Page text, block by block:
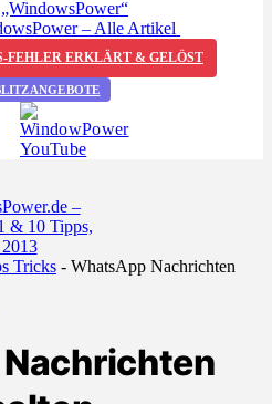
– Alle Artikel
FEHLER ERKLÄRT & GELÖST
Tricks - WhatsApp Nachrichten